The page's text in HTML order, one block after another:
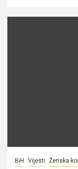
BiH Vijesti Ženska